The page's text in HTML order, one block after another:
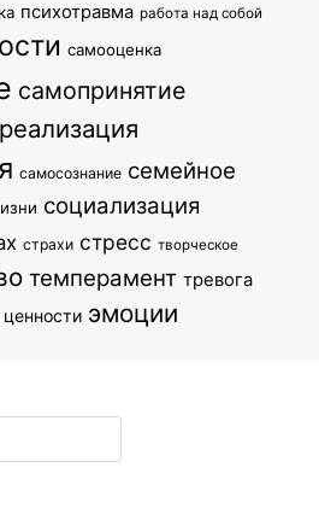
психотравма работа над собой
самооценка
самопринятие
самосознание семейное
социализация
страхи стресс творческое
темперамент тревога
ценности эмоции